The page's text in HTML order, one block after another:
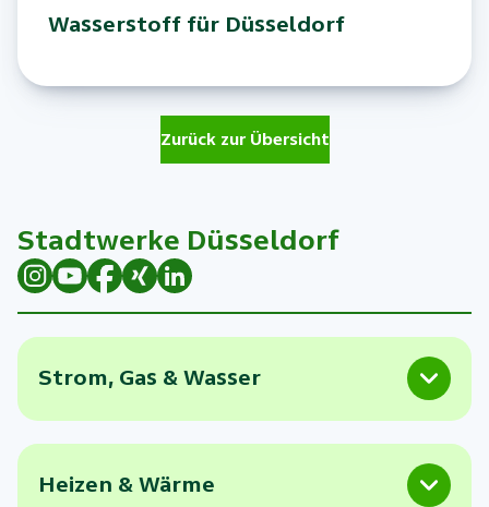
Wasserstoff für Düsseldorf
Zurück zur Übersicht
Stadtwerke Düsseldorf
Strom, Gas & Wasser
Heizen & Wärme